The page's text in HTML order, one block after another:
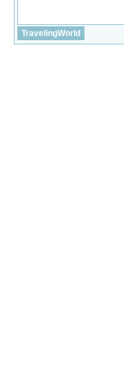
TravelingWorld